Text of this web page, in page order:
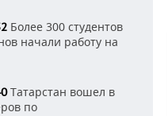
Более 300 студентов
начали работу на
Татарстан вошел в
по